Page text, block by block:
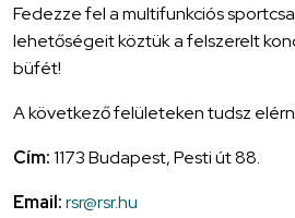
Fedezze fel a multifunkciós
lehetőségeit köztük a felszerelt
büfét!
A következő felületeken tudsz
Cím:1173 Budapest, Pesti út 88.
Email:rsr@rsr.hu